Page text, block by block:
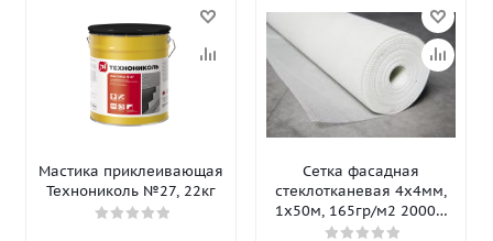
Мастика приклеивающая
Технониколь №27, 22кг
Сетка фасадная
стеклотканевая 4х4мм,
1х50м, 165гр/м2 2000Н
Isomax-165